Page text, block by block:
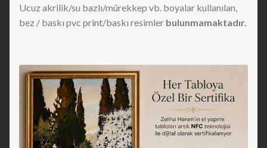
Ucuz akrilik/su bazlı/mürekkep vb. boyalar kullanılan,
bez / baskı pvc print/baskı resimler bulunmamaktadır.